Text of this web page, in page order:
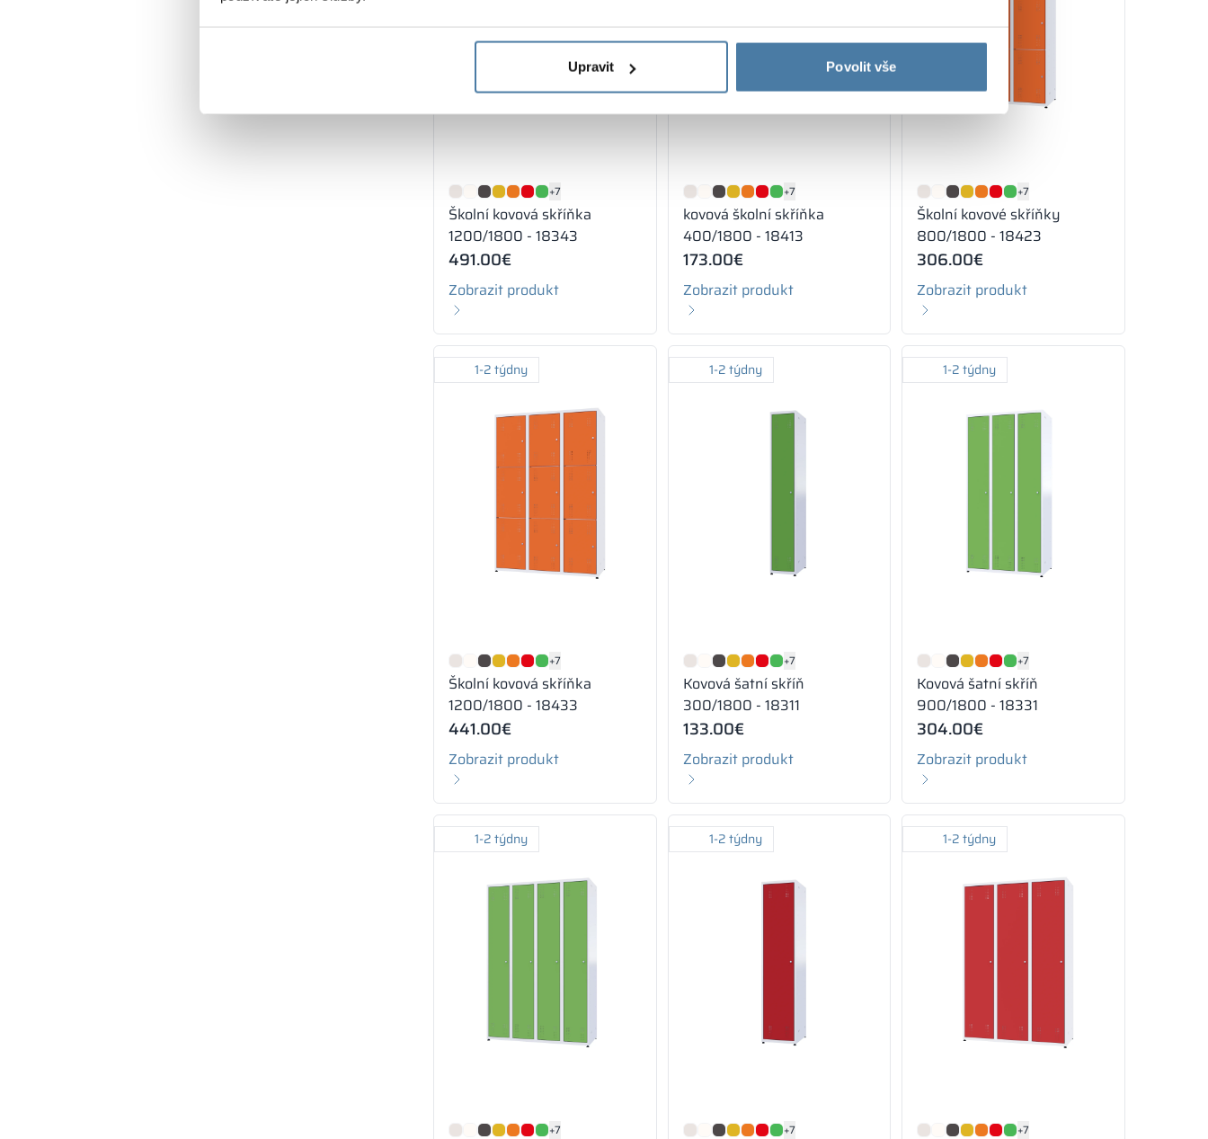
Upravit Povolit vše
+7
Školní kovová skříňka
1200/1800 - 18343
491.00€
Zobrazit produkt
+7
kovová školní skříňka
400/1800 - 18413
173.00€
Zobrazit produkt
+7
Školní kovové skříňky
800/1800 - 18423
306.00€
Zobrazit produkt
1-2 týdny
+7
Školní kovová skříňka
1200/1800 - 18433
441.00€
Zobrazit produkt
1-2 týdny
+7
Kovová šatní skříň
300/1800 - 18311
133.00€
Zobrazit produkt
1-2 týdny
+7
Kovová šatní skříň
900/1800 - 18331
304.00€
Zobrazit produkt
1-2 týdny
+7
1-2 týdny
+7
1-2 týdny
+7